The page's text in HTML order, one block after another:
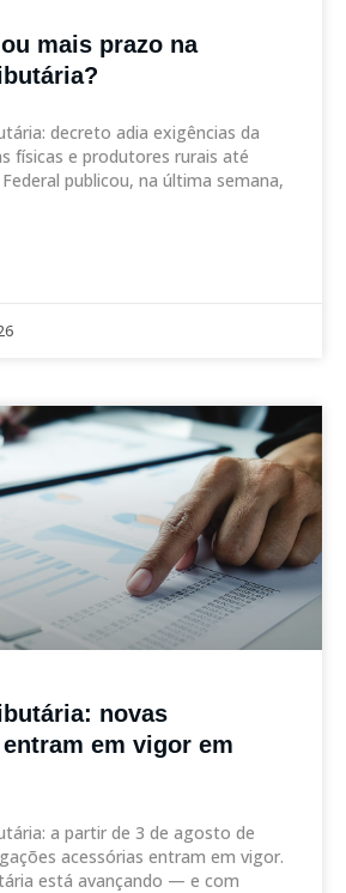
mais prazo na
decreto adia exigências da
físicas e produtores rurais até
publicou, na última semana,
novas
em vigor em
a partir de 3 de agosto de
acessórias entram em vigor.
está avançando — e com